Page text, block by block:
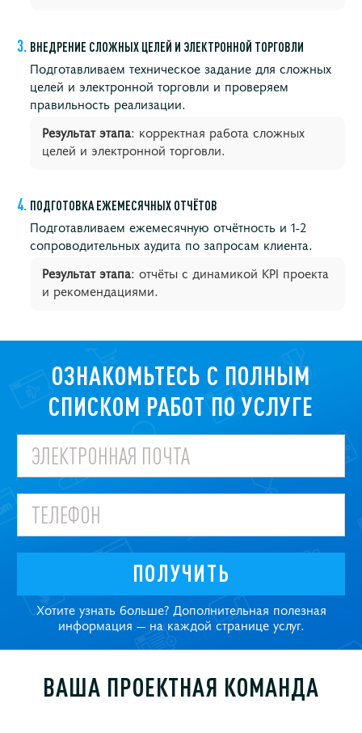
ВНЕДРЕНИЕ СЛОЖНЫХ ЦЕЛЕЙ И ЭЛЕКТРОННОЙ ТОРГОВЛИ
Подготавливаем техническое задание для сложных
целей и электронной торговли и проверяем
правильность реализации.
Результат этапа: корректная работа сложных
целей и электронной торговли.
ПОДГОТОВКА ЕЖЕМЕСЯЧНЫХ ОТЧЁТОВ
Подготавливаем ежемесячную отчётность и 1-2
сопроводительных аудита по запросам клиента.
Результат этапа: отчёты с динамикой KPI проекта
и рекомендациями.
ОЗНАКОМЬТЕСЬ С ПОЛНЫМ
СПИСКОМ РАБОТ ПО УСЛУГЕ
ПОЛУЧИТЬ
Хотите узнать больше? Дополнительная полезная
информация — на каждой странице услуг.
ВАША ПРОЕКТНАЯ КОМАНДА